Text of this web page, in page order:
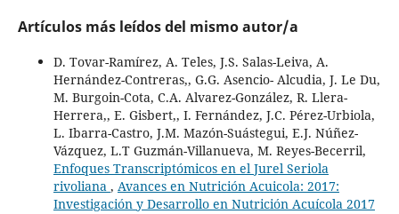
Artículos más leídos del mismo autor/a
D. Tovar-Ramírez, A. Teles, J.S. Salas-Leiva, A.
Hernández-Contreras,, G.G. Asencio- Alcudia, J. Le Du,
M. Burgoin-Cota, C.A. Alvarez-González, R. Llera-
Herrera,, E. Gisbert,, I. Fernández, J.C. Pérez-Urbiola,
L. Ibarra-Castro, J.M. Mazón-Suástegui, E.J. Núñez-
Vázquez, L.T Guzmán-Villanueva, M. Reyes-Becerril,
Enfoques Transcriptómicos en el Jurel Seriola
rivoliana , Avances en Nutrición Acuicola: 2017:
Investigación y Desarrollo en Nutrición Acuícola 2017